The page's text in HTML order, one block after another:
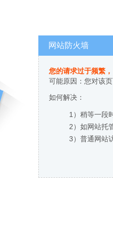
网站防火墙
您的请求过于频繁
可能原因：您对该
如何解决：
1）稍等一段
2）如网站托
3）普通网站